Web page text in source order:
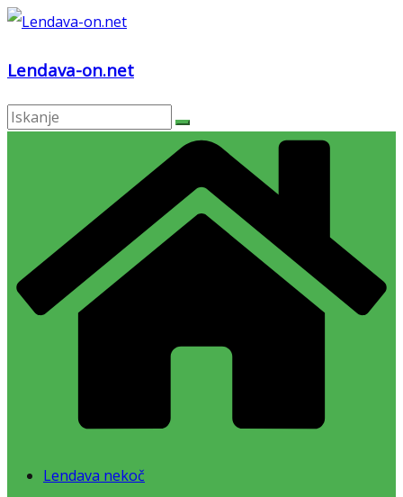
Skip
content
Lendava-on.net
Lendava nekoč